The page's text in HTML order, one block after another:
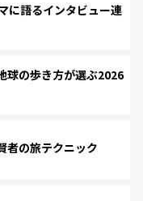
に語るインタビュー連
球の歩き方が選ぶ2026
者の旅テクニック